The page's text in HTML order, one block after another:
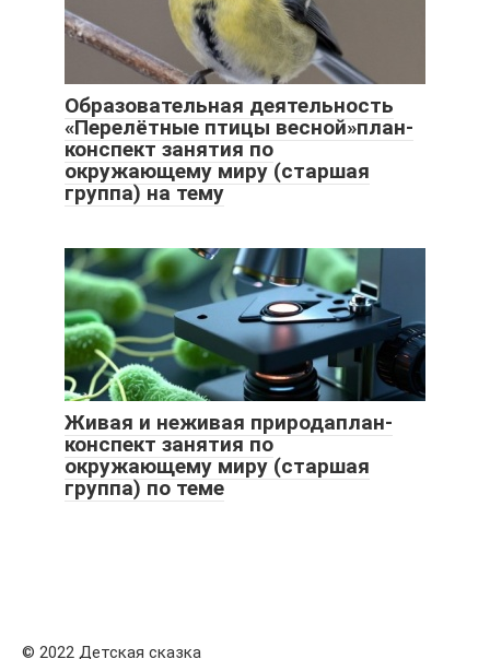
Образовательная деятельность
«Перелётные птицы весной»план-
конспект занятия по
окружающему миру (старшая
группа) на тему
Живая и неживая природаплан-
конспект занятия по
окружающему миру (старшая
группа) по теме
© 2022 Детская сказка